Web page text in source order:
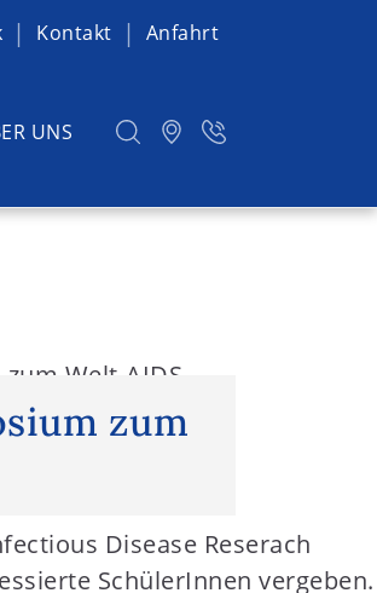
Kontakt Anfahrt
UNS
zum
Welt-AIDS-
Disease Reserach
SchülerInnen vergeben.